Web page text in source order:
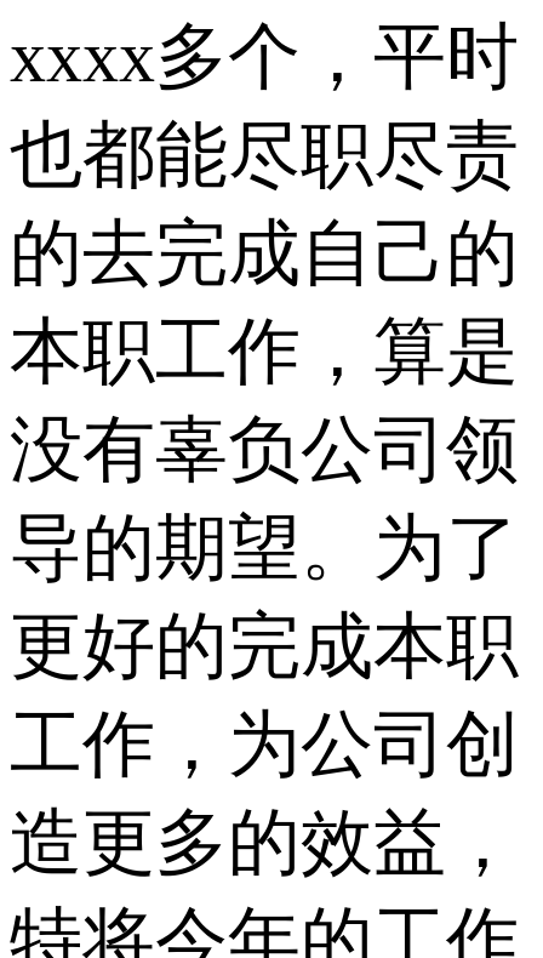
xxxx多个，平时
也都能尽职尽责
的去完成自己的
本职工作，算是
没有辜负公司领
导的期望。为了
更好的完成本职
工作，为公司创
造更多的效益，
特将今年的工作